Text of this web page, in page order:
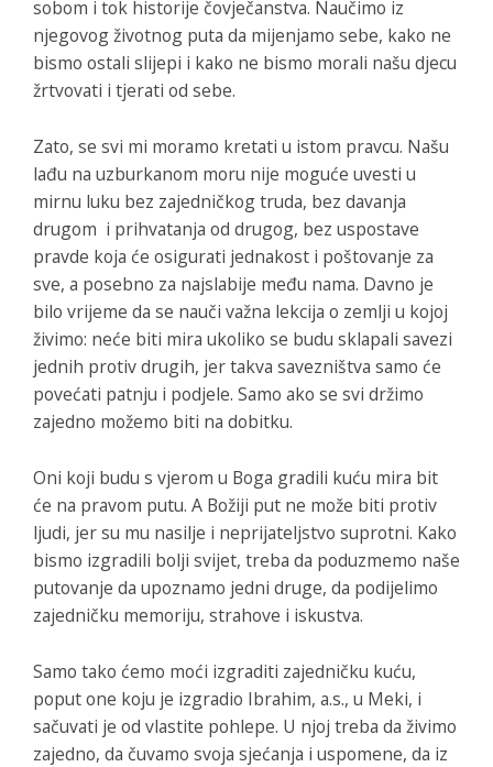
sobom i tok historije čovječanstva. Naučimo iz
njegovog životnog puta da mijenjamo sebe, kako ne
bismo ostali slijepi i kako ne bismo morali našu djecu
žrtvovati i tjerati od sebe.
Zato, se svi mi moramo kretati u istom pravcu. Našu
lađu na uzburkanom moru nije moguće uvesti u
mirnu luku bez zajedničkog truda, bez davanja
drugom i prihvatanja od drugog, bez uspostave
pravde koja će osigurati jednakost i poštovanje za
sve, a posebno za najslabije među nama. Davno je
bilo vrijeme da se nauči važna lekcija o zemlji u kojoj
živimo: neće biti mira ukoliko se budu sklapali savezi
jednih protiv drugih, jer takva savezništva samo će
povećati patnju i podjele. Samo ako se svi držimo
zajedno možemo biti na dobitku.
Oni koji budu s vjerom u Boga gradili kuću mira bit
će na pravom putu. A Božiji put ne može biti protiv
ljudi, jer su mu nasilje i neprijateljstvo suprotni. Kako
bismo izgradili bolji svijet, treba da poduzmemo naše
putovanje da upoznamo jedni druge, da podijelimo
zajedničku memoriju, strahove i iskustva.
Samo tako ćemo moći izgraditi zajedničku kuću,
poput one koju je izgradio Ibrahim, a.s., u Meki, i
sačuvati je od vlastite pohlepe. U njoj treba da živimo
zajedno, da čuvamo svoja sjećanja i uspomene, da iz